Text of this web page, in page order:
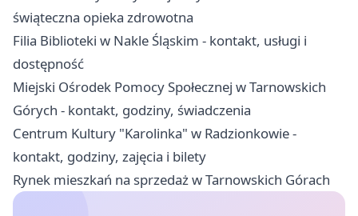
świąteczna opieka zdrowotna
Filia Biblioteki w Nakle Śląskim - kontakt, usługi i
dostępność
Miejski Ośrodek Pomocy Społecznej w Tarnowskich
Górych - kontakt, godziny, świadczenia
Centrum Kultury "Karolinka" w Radzionkowie -
kontakt, godziny, zajęcia i bilety
Rynek mieszkań na sprzedaż w Tarnowskich Górach